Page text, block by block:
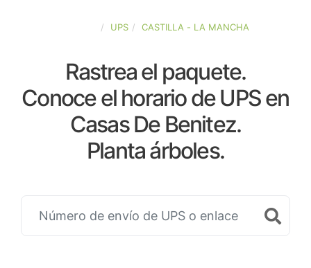
UPS CASTILLA - LA MANCHA
Rastrea el paquete.
Conoce el horario de UPS en
Casas De Benitez.
Planta árboles.